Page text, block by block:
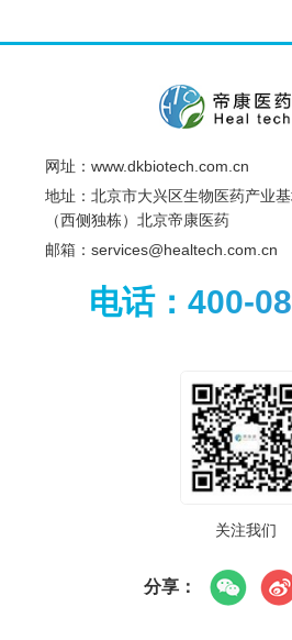
网址：www.dkbiotech.com.cn
地址：北京市大兴区生物医药产业
（西侧独栋）北京帝康医药
邮箱：services@healtech.com.cn
电话：400-
关注我们
分享：